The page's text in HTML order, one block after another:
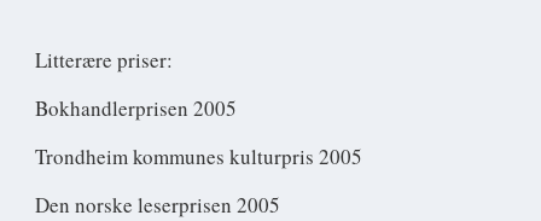
Litterære priser:
Bokhandlerprisen 2005
Trondheim kommunes kulturpris 2005
Den norske leserprisen 2005